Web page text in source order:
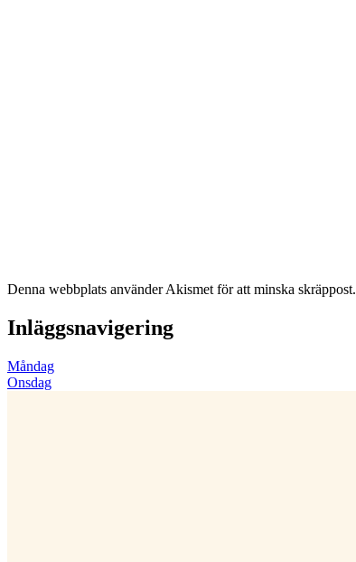
Denna webbplats använder Akismet för att minska skräppost.
Inläggsnavigering
Måndag
Onsdag